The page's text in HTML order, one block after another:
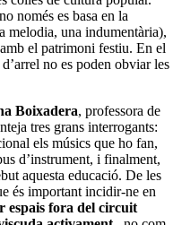
només es basa en la
melodia, una indumentària),
el patrimoni festiu. En el
no es poden obviar les
Boixadera, professora de
tres grans interrogants:
els músics que ho fan,
d’instrument, i finalment,
aquesta educació. De les
és important incidir-ne en
espais fora del circuit